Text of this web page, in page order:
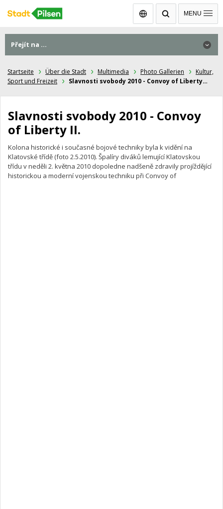
Čeština MENU
Startseite Über die Stadt Multimedia Photo Gallerien
Kultur,
Sport und Freizeit
Slavnosti svobody 2010 - Convoy of Liberty…
Slavnosti svobody 2010 - Convoy
of Liberty II.
Kolona historické i současné bojové techniky byla k vidění na
Klatovské třídě (foto 2.5.2010). Špalíry diváků lemující Klatovskou
třídu v neděli 2. května 2010 dopoledne nadšeně zdravily projíždějící
historickou a moderní vojenskou techniku při Convoy of
Přejít na ...
Přejít na ...